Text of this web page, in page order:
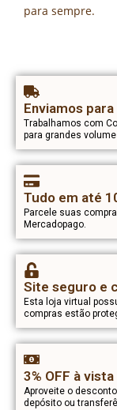
para sempre.
Enviamos
Trabalhamos com
para grandes
Tudo em até
Parcele suas
Mercadopago.
Site seguro e
Esta loja virtual
compras estão
3% OFF à vista
Aproveite o
depósito ou